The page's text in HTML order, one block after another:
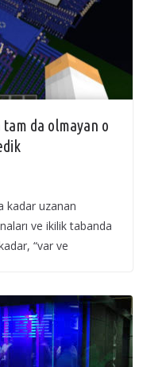
da olmayan o
kadar uzanan
ve ikilik tabanda
“var ve